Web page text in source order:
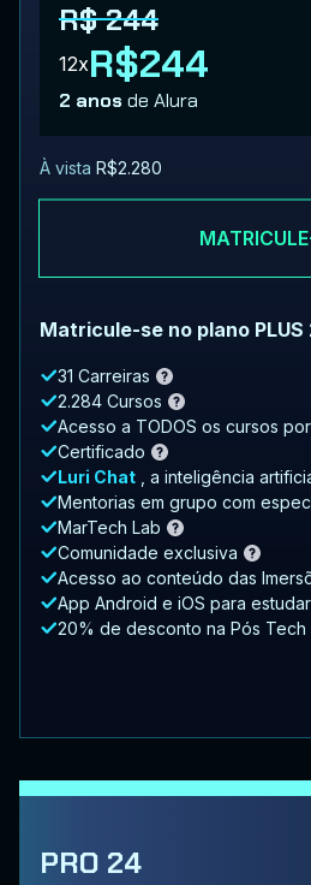
R$ 244
12xR$244
2 anosde Alura
À vista R$2.280
Matricule-se no plano
31 Carreiras
2.284 Cursos
Acesso a TODOS os cursos
Certificado
Luri Chat , a inteligência
Mentorias em grupo com
MarTech Lab
Comunidade exclusiva
Acesso ao conteúdo das
App Android e iOS para
20% de desconto na Pós Tech
PRO 24